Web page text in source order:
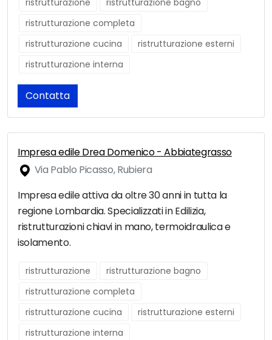
ristrutturazione
ristrutturazione bagno
ristrutturazione completa
ristrutturazione cucina
ristrutturazione esterni
ristrutturazione interna
Contatta
Impresa edile Drea Domenico - Abbiategrasso
Via Pablo Picasso, Rubiera
Impresa edile attiva da oltre 30 anni in tutta la
regione Lombardia. Specializzati in Edilizia,
ristrutturazioni chiavi in mano, termoidraulica e
isolamento.
ristrutturazione
ristrutturazione bagno
ristrutturazione completa
ristrutturazione cucina
ristrutturazione esterni
ristrutturazione interna